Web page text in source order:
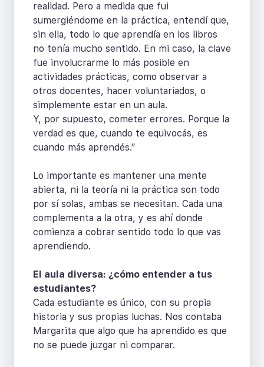
realidad. Pero a medida que fui
sumergiéndome en la práctica, entendí que,
sin ella, todo lo que aprendía en los libros
no tenía mucho sentido. En mi caso, la clave
fue involucrarme lo más posible en
actividades prácticas, como observar a
otros docentes, hacer voluntariados, o
simplemente estar en un aula.
Y, por supuesto, cometer errores. Porque la
verdad es que, cuando te equivocás, es
cuando más aprendés.”
Lo importante es mantener una mente
abierta, ni la teoría ni la práctica son todo
por sí solas, ambas se necesitan. Cada una
complementa a la otra, y es ahí donde
comienza a cobrar sentido todo lo que vas
aprendiendo.
El aula diversa: ¿cómo entender a tus
estudiantes?
Cada estudiante es único, con su propia
historia y sus propias luchas. Nos contaba
Margarita que algo que ha aprendido es que
no se puede juzgar ni comparar.